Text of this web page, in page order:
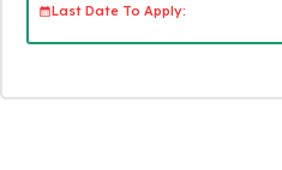
Last Date To Apply: